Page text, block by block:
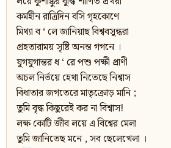
কর্মহীন রাত্রিদিন বসি গৃহকোণে
মিথ্যা ব ‘ লে জানিয়াছ বিশ্ববসুন্ধরা
গ্রহতারাময় সৃষ্টি অনন্ত গগনে ।
যুগযুগান্তর ধ ‘ রে পশু পক্ষী প্রাণী
অচল নির্ভয়ে হেথা নিতেছে নিশ্বাস
বিধাতার জগতেরে মাতৃক্রোড় মানি ;
তুমি বৃদ্ধ কিছুরেই কর না বিশ্বাস!
লক্ষ কোটি জীব লয়ে এ বিশ্বের মেলা
তুমি জানিতেছ মনে , সব ছেলেখেলা ।